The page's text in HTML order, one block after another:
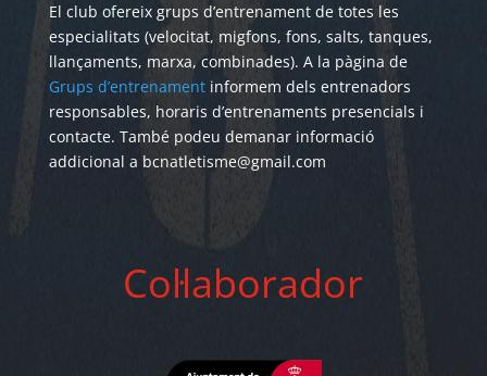
El club ofereix grups d’entrenament de totes les
especialitats (velocitat, migfons, fons, salts, tanques,
llançaments, marxa, combinades). A la pàgina de
Grups d’entrenamentinformem dels entrenadors
responsables, horaris d’entrenaments presencials i
contacte. També podeu demanar informació
addicional a bcnatletisme@gmail.com
Col·laborador